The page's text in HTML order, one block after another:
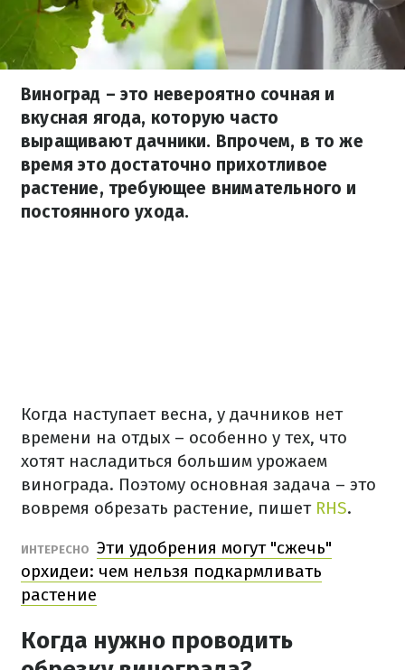
Виноград – это невероятно сочная и
вкусная ягода, которую часто
выращивают дачники. Впрочем, в то же
время это достаточно прихотливое
растение, требующее внимательного и
постоянного ухода.
Когда наступает весна, у дачников нет
времени на отдых – особенно у тех, что
хотят насладиться большим урожаем
винограда. Поэтому основная задача – это
вовремя обрезать растение, пишет RHS.
ИНТЕРЕСНО Эти удобрения могут "сжечь"
орхидеи: чем нельзя подкармливать
растение
Когда нужно проводить